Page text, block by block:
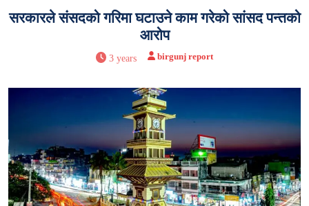
सरकारले संसदको गरिमा घटाउने काम गरेको सांसद पन्तको
आरोप
3 years birgunj report